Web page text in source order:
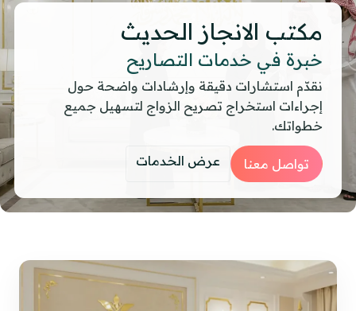
مكتب الانجاز الحديث
خبرة في خدمات التصاريح
نقدّم استشارات دقيقة وإرشادات واضحة حول
إجراءات استخراج تصريح الزواج لتسهيل جميع
خطواتك.
تواصل معنا عرض الخدمات